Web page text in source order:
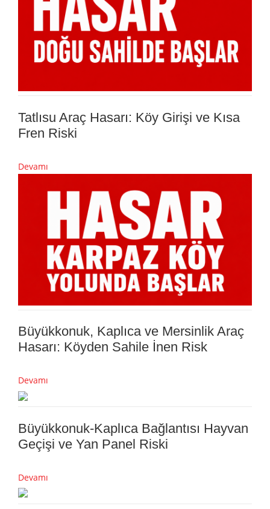
Tatlısu Araç Hasarı: Köy Girişi ve Kısa
Fren Riski
Devamı
Büyükkonuk, Kaplıca ve Mersinlik Araç
Hasarı: Köyden Sahile İnen Risk
Devamı
Büyükkonuk-Kaplıca Bağlantısı Hayvan
Geçişi ve Yan Panel Riski
Devamı